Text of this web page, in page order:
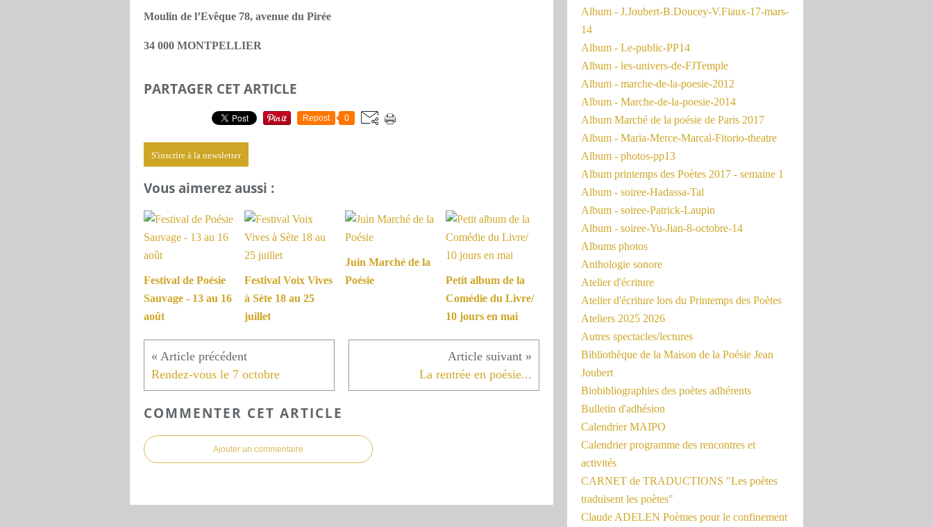
Moulin de l’Evêque 78, avenue du Pirée
34 000 MONTPELLIER
PARTAGER CET ARTICLE
Repost 0
S'inscrire à la newsletter
Vous aimerez aussi :
Festival de Poésie
Sauvage - 13 au 16
août
Festival Voix Vives
à Sète 18 au 25
juillet
Juin Marché de la
Poésie
Petit album de la
Comédie du Livre/
10 jours en mai
Rendez-vous le 7 octobre La rentrée en poésie...
COMMENTER CET ARTICLE
Ajouter un commentaire
Album - J.Joubert-B.Doucey-V.Fiaux-17-mars-
14
Album - Le-public-PP14
Album - les-univers-de-FJTemple
Album - marche-de-la-poesie-2012
Album - Marche-de-la-poesie-2014
Album Marché de la poésie de Paris 2017
Album - Maria-Merce-Marcal-Fitorio-theatre
Album - photos-pp13
Album printemps des Poètes 2017 - semaine 1
Album - soiree-Hadassa-Tal
Album - soiree-Patrick-Laupin
Album - soiree-Yu-Jian-8-octobre-14
Albums photos
Anthologie sonore
Atelier d'écriture
Atelier d'écriture lors du Printemps des Poètes
Ateliers 2025 2026
Autres spectacles/lectures
Bibliothèque de la Maison de la Poésie Jean
Joubert
Biobibliographies des poètes adhérents
Bulletin d'adhésion
Calendrier MAIPO
Calendrier programme des rencontres et
activités
CARNET de TRADUCTIONS "Les poètes
traduisent les poètes"
Claude ADELEN Poèmes pour le confinement